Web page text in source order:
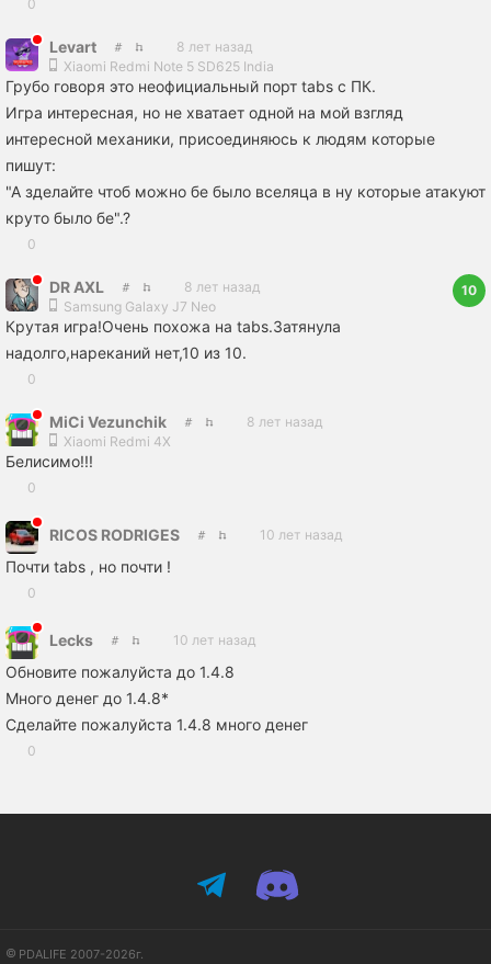
0
Levart
8 лет назад
Xiaomi Redmi Note 5 SD625 India
Грубо говоря это неофициальный порт tabs с ПК.
Игра интересная, но не хватает одной на мой взгляд
интересной механики, присоединяюсь к людям которые
пишут:
"А зделайте чтоб можно бе было вселяца в ну которые атакуют
круто было бе".?
0
DR AXL
8 лет назад
Samsung Galaxy J7 Neo
10
Крутая игра!Очень похожа на tabs.Затянула
надолго,нареканий нет,10 из 10.
0
MiCi Vezunchik
8 лет назад
Xiaomi Redmi 4X
Белисимо!!!
0
RICOS RODRIGES 10 лет назад
Почти tabs , но почти !
0
Lecks 10 лет назад
Обновите пожалуйста до 1.4.8
Много денег до 1.4.8*
Сделайте пожалуйста 1.4.8 много денег
0
PDALIFE 2007-2026г.